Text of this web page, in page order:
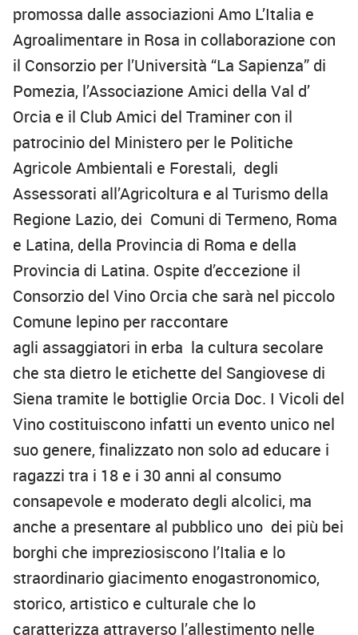
promossa dalle associazioni Amo L’Italia e
Agroalimentare in Rosa in collaborazione con
il Consorzio per l’Università “La Sapienza” di
Pomezia, l’Associazione Amici della Val d’
Orcia e il Club Amici del Traminer con il
patrocinio del Ministero per le Politiche
Agricole Ambientali e Forestali, degli
Assessorati all’Agricoltura e al Turismo della
Regione Lazio, dei Comuni di Termeno, Roma
e Latina, della Provincia di Roma e della
Provincia di Latina. Ospite d’eccezione il
Consorzio del Vino Orcia che sarà nel piccolo
Comune lepino per raccontare
agli assaggiatori in erba la cultura secolare
che sta dietro le etichette del Sangiovese di
Siena tramite le bottiglie Orcia Doc. I Vicoli del
Vino costituiscono infatti un evento unico nel
suo genere, finalizzato non solo ad educare i
ragazzi tra i 18 e i 30 anni al consumo
consapevole e moderato degli alcolici, ma
anche a presentare al pubblico uno dei più bei
borghi che impreziosiscono l’Italia e lo
straordinario giacimento enogastronomico,
storico, artistico e culturale che lo
caratterizza attraverso l’allestimento nelle